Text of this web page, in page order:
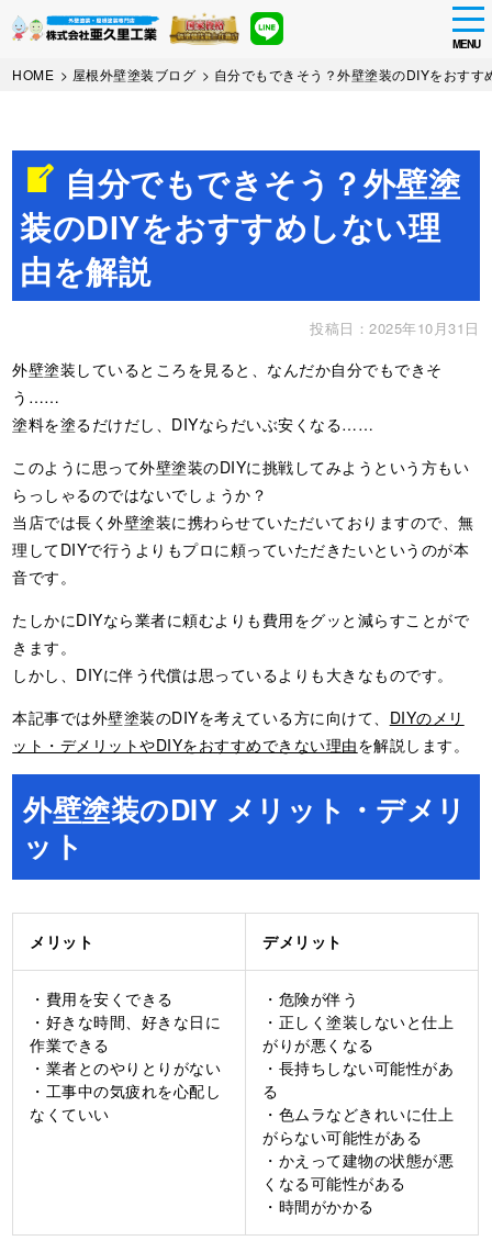
Skip
MENU
HOME > 屋根外壁塗装ブログ > 自分でもできそう？外壁塗装のDIYをおすす
自分でもできそう？外壁塗
装のDIYをおすすめしない理
由を解説
投稿日：2025年10月31日
外壁塗装しているところを見ると、なんだか自分でもできそ
う……
塗料を塗るだけだし、DIYならだいぶ安くなる……
このように思って外壁塗装のDIYに挑戦してみようという方もい
らっしゃるのではないでしょうか？
当店では長く外壁塗装に携わらせていただいておりますので、無
理してDIYで行うよりもプロに頼っていただきたいというのが本
音です。
たしかにDIYなら業者に頼むよりも費用をグッと減らすことがで
きます。
しかし、DIYに伴う代償は思っているよりも大きなものです。
本記事では外壁塗装のDIYを考えている方に向けて、 DIYのメリ
ット・デメリットやDIYをおすすめできない理由を解説します。
外壁塗装のDIY メリット・デメリ
ット
メリット デメリット
・費用を安くできる
・好きな時間、好きな日に
作業できる
・業者とのやりとりがない
・工事中の気疲れを心配し
なくていい
・危険が伴う
・正しく塗装しないと仕上
がりが悪くなる
・長持ちしない可能性があ
る
・色ムラなどきれいに仕上
がらない可能性がある
・かえって建物の状態が悪
くなる可能性がある
・時間がかかる